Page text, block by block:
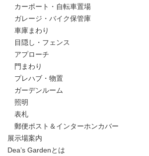
カーポート・自転車置場
ガレージ・バイク保管庫
車庫まわり
目隠し・フェンス
アプローチ
門まわり
プレハブ・物置
ガーデンルーム
照明
表札
郵便ポスト＆インターホンカバー
展示場案内
Dea’s Gardenとは